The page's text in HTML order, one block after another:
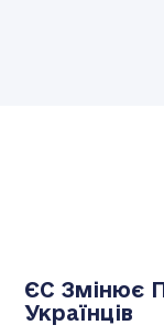
ЄС Змінює
Українців